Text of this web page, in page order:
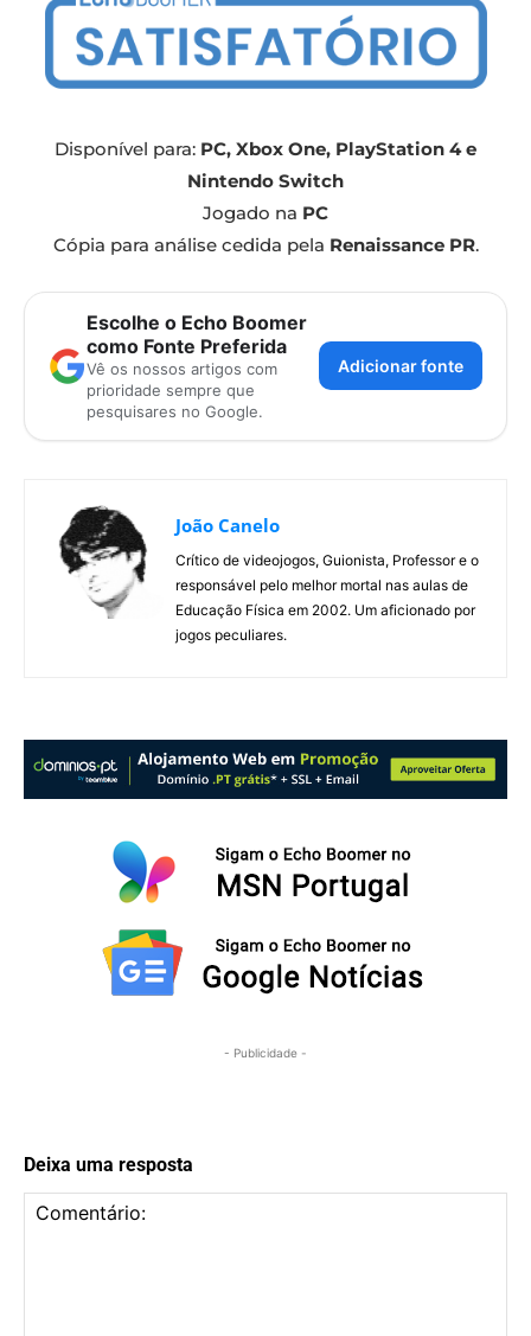
Disponível para: PC, Xbox One, PlayStation 4 e
Nintendo Switch
Jogado na PC
Cópia para análise cedida pela Renaissance PR.
Escolhe o Echo Boomer
como Fonte Preferida
Vê os nossos artigos com
prioridade sempre que
pesquisares no Google.
Adicionar fonte
João Canelo
Crítico de videojogos, Guionista, Professor e o
responsável pelo melhor mortal nas aulas de
Educação Física em 2002. Um aficionado por
jogos peculiares.
- Publicidade -
Deixa uma resposta